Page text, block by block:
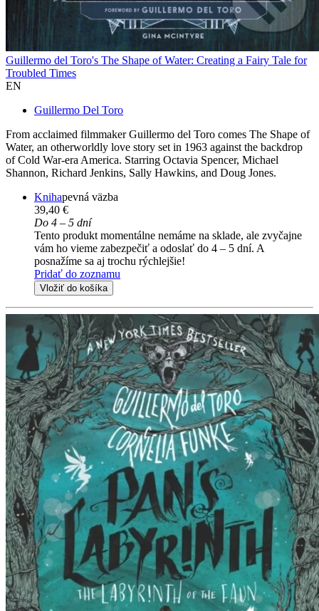
Guillermo del Toro's The Shape of Water: Creating a Fairy Tale for
Troubled Times
EN
Guillermo Del Toro
From acclaimed filmmaker Guillermo del Toro comes The Shape of
Water, an otherworldly love story set in 1963 against the backdrop
of Cold War-era America. Starring Octavia Spencer, Michael
Shannon, Richard Jenkins, Sally Hawkins, and Doug Jones.
Knihapevná väzba
39,40 €
Do 4 – 5 dní
Tento produkt momentálne nemáme na sklade, ale zvyčajne
vám ho vieme zabezpečiť a odoslať do 4 – 5 dní. A
posnažíme sa aj trochu rýchlejšie!
Pridať do zoznamu
Vložiť do košíka